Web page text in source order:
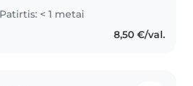
I'm currently studying
Practice Nursing at SMK
of Applied Science..
Patirtis: < 1 metai
8,50 €/val.